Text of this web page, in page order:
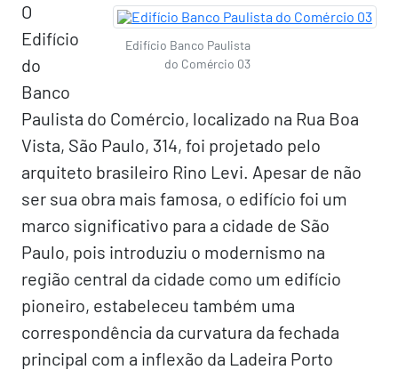
Edifício Banco Paulista
do Comércio 03
O
Edifício
do
Banco
Paulista do Comércio, localizado na Rua Boa
Vista, São Paulo, 314, foi projetado pelo
arquiteto brasileiro Rino Levi. Apesar de não
ser sua obra mais famosa, o edifício foi um
marco significativo para a cidade de São
Paulo, pois introduziu o modernismo na
região central da cidade como um edifício
pioneiro, estabeleceu também uma
correspondência da curvatura da fechada
principal com a inflexão da Ladeira Porto